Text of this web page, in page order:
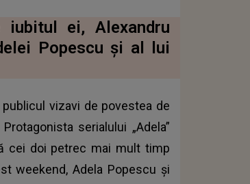
ei, Alexandru
Popescu și al lui
vizavi de povestea de
serialului „Adela”
cei doi petrec mai mult timp
weekend, Adela Popescu și